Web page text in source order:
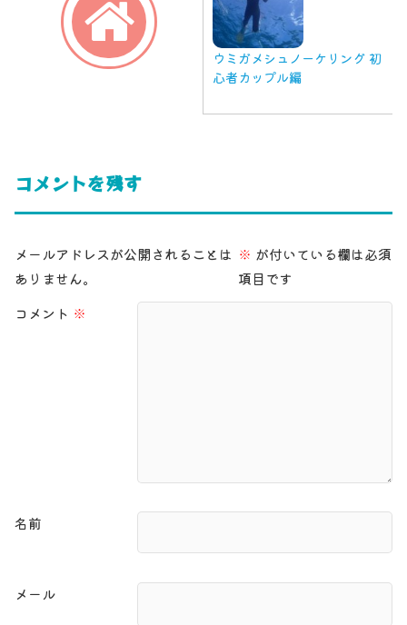
ウミガメシュノーケリング 初
心者カップル編
コメントを残す
メールアドレスが公開されることは
ありません。
※ が付いている欄は必須
項目です
コメント ※
名前
メール